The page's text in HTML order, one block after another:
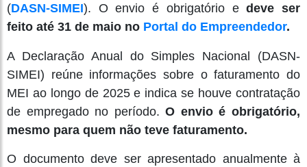
(DASN-SIMEI). O envio é obrigatório edeve ser
feito até 31 de maio no Portal do Empreendedor.
A Declaração Anual do Simples Nacional (DASN-
SIMEI) reúne informações sobre o faturamento do
MEI ao longo de 2025 e indica se houve contratação
de empregado no período.O envio é obrigatório,
mesmo para quem não teve faturamento.
O documento deve ser apresentado anualmente à